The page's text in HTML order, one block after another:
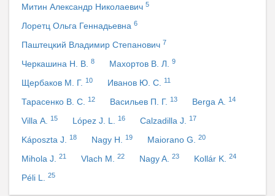
Митин Александр Николаевич 5
Лоретц Ольга Геннадьевна 6
Паштецкий Владимир Степанович 7
Черкашина Н. В. 8 Махортов В. Л. 9
Щербаков М. Г. 10 Иванов Ю. С. 11
Тарасенко В. С. 12 Васильев П. Г. 13 Berga А. 14
Villa А. 15 López J. L. 16 Calzadilla J. 17
Káposzta J. 18 Nagy H. 19 Maiorano G. 20
Mihola J. 21 Vlach M. 22 Nagy A. 23 Kollár K. 24
Péli L. 25